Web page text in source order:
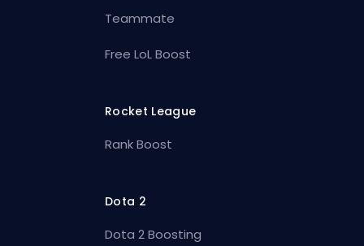
Teammate
Free LoL Boost
Rocket League
Rank Boost
Dota 2
Dota 2 Boosting